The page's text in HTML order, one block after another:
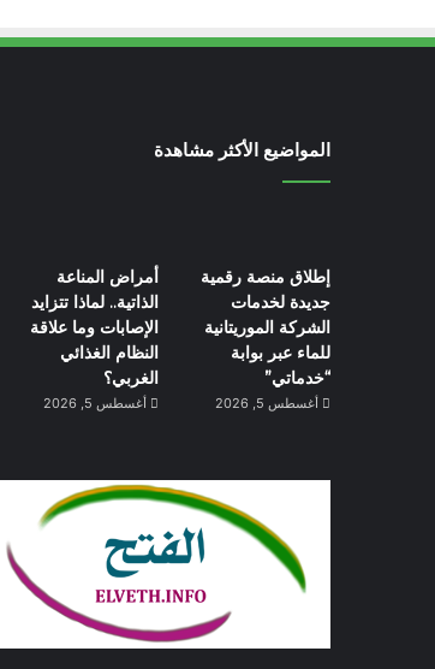
المواضيع الأكثر مشاهدة
إطلاق منصة رقمية
جديدة لخدمات
الشركة الموريتانية
للماء عبر بوابة
“خدماتي”
أغسطس 5, 2026
أمراض المناعة
الذاتية.. لماذا تتزايد
الإصابات وما علاقة
النظام الغذائي
الغربي؟
أغسطس 5, 2026